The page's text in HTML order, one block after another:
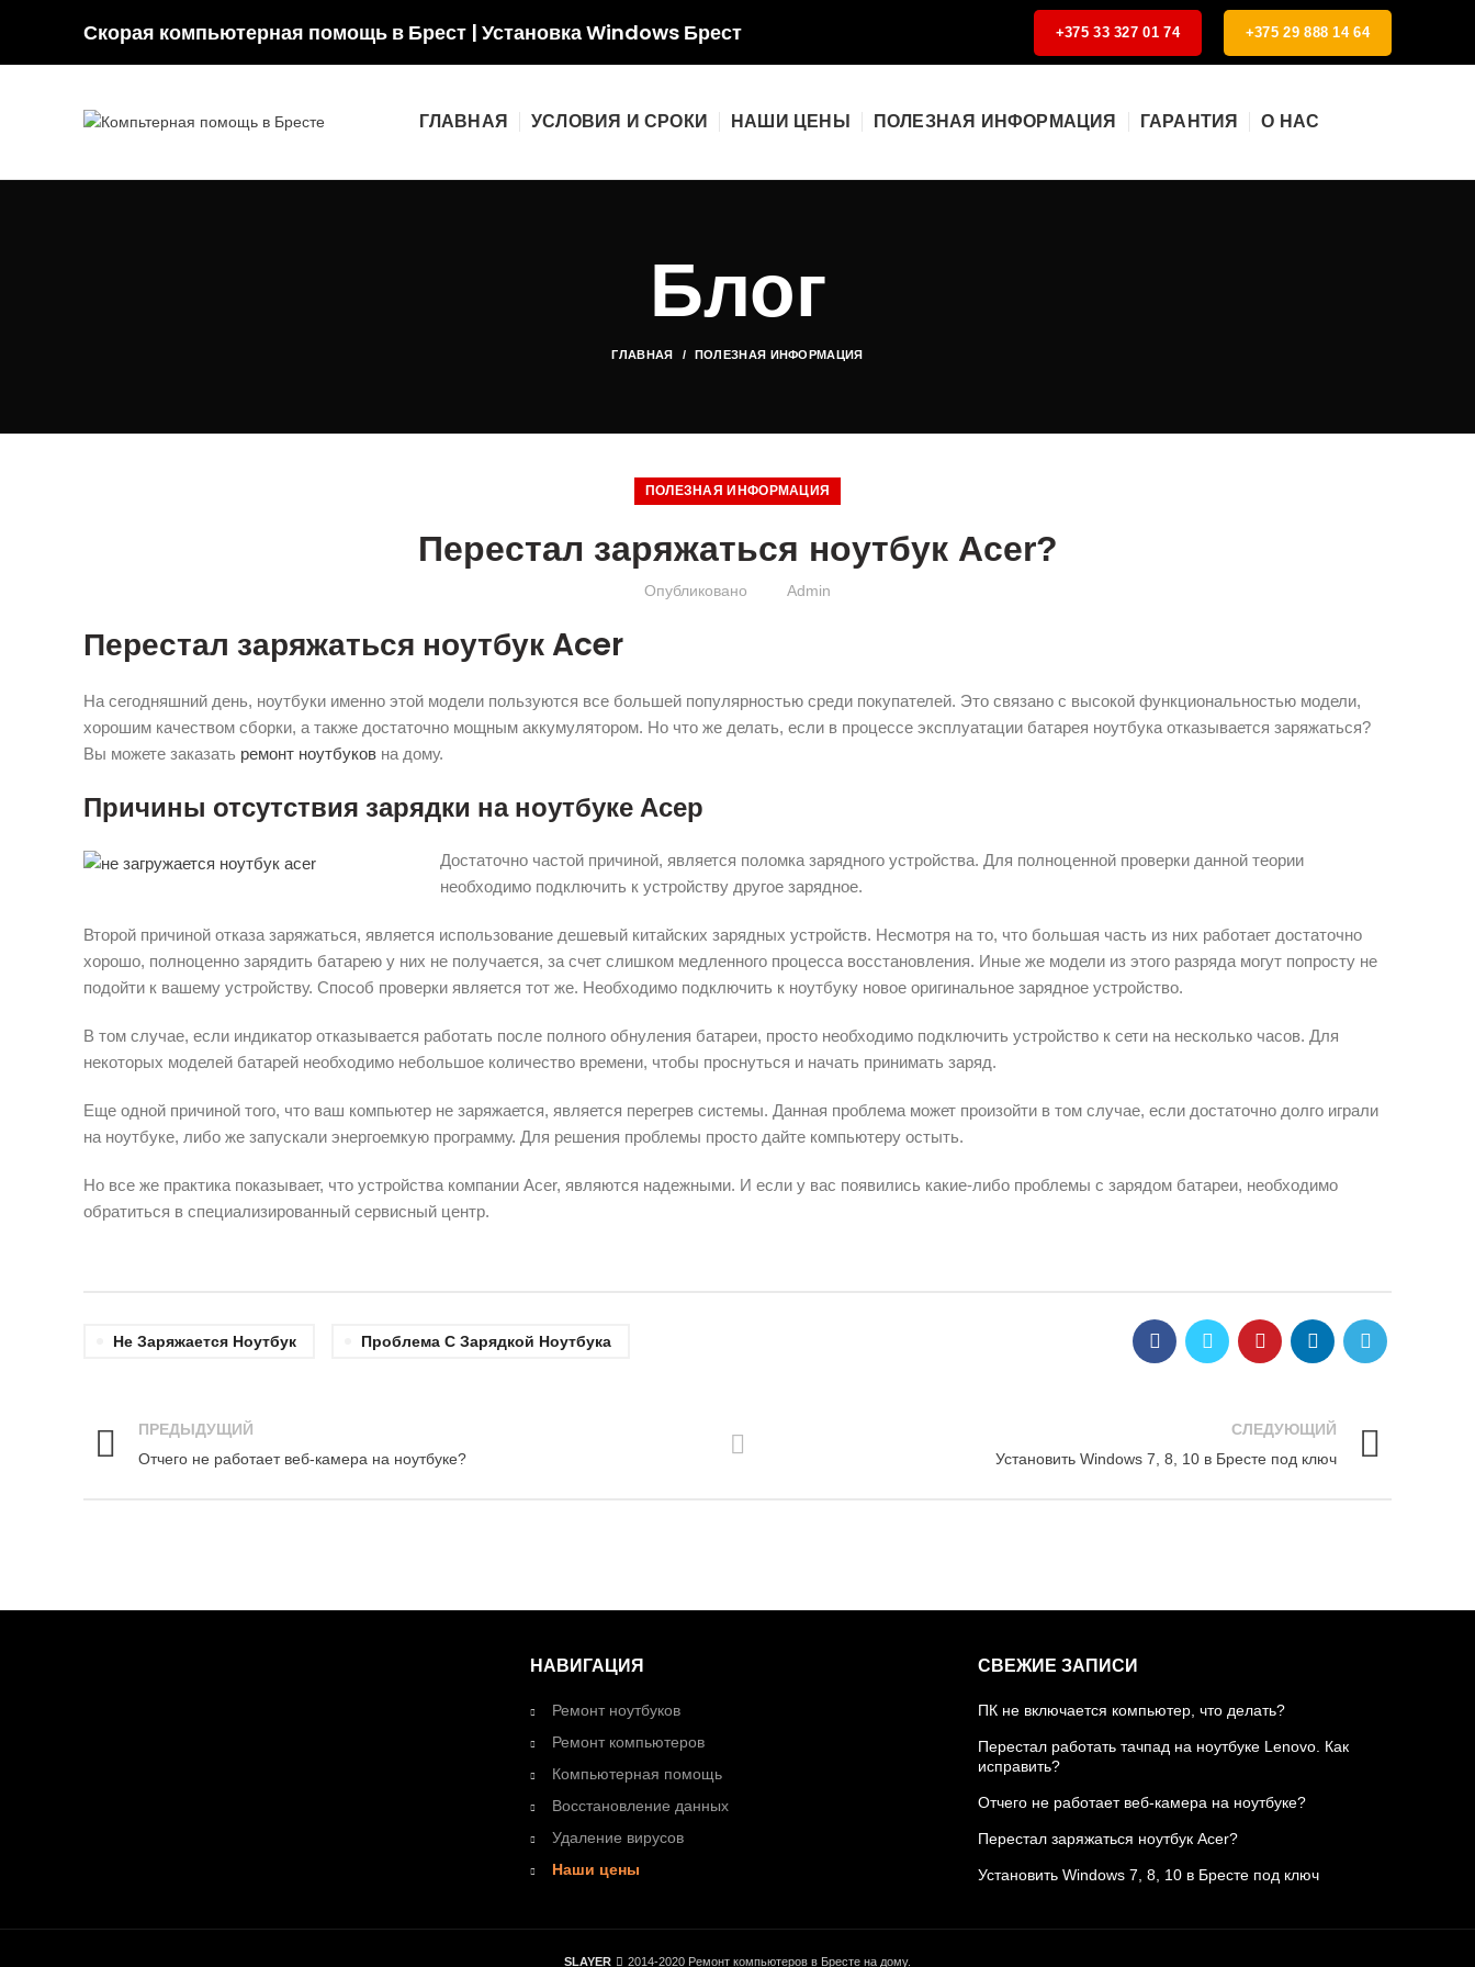
Скорая компьютерная помощь в Брест | Установка Windows Брест +375 33 327 01 74 +375 29 888 14 64
ГЛАВНАЯ УСЛОВИЯ И СРОКИ НАШИ ЦЕНЫ ПОЛЕЗНАЯ ИНФОРМАЦИЯ ГАРАНТИЯ О НАС
Блог
ГЛАВНАЯ ПОЛЕЗНАЯ ИНФОРМАЦИЯ
ПОЛЕЗНАЯ ИНФОРМАЦИЯ
Перестал заряжаться ноутбук Acer?
Опубликовано Admin
Перестал заряжаться ноутбук Acer
На сегодняшний день, ноутбуки именно этой модели пользуются все большей популярностью среди покупателей. Это связано с высокой функциональностью модели,
хорошим качеством сборки, а также достаточно мощным аккумулятором. Но что же делать, если в процессе эксплуатации батарея ноутбука отказывается заряжаться?
Вы можете заказать ремонт ноутбуков на дому.
Причины отсутствия зарядки на ноутбуке Асер
Достаточно частой причиной, является поломка зарядного устройства. Для полноценной проверки данной теории
необходимо подключить к устройству другое зарядное.
Второй причиной отказа заряжаться, является использование дешевый китайских зарядных устройств. Несмотря на то, что большая часть из них работает достаточно
хорошо, полноценно зарядить батарею у них не получается, за счет слишком медленного процесса восстановления. Иные же модели из этого разряда могут попросту не
подойти к вашему устройству. Способ проверки является тот же. Необходимо подключить к ноутбуку новое оригинальное зарядное устройство.
В том случае, если индикатор отказывается работать после полного обнуления батареи, просто необходимо подключить устройство к сети на несколько часов. Для
некоторых моделей батарей необходимо небольшое количество времени, чтобы проснуться и начать принимать заряд.
Еще одной причиной того, что ваш компьютер не заряжается, является перегрев системы. Данная проблема может произойти в том случае, если достаточно долго играли
на ноутбуке, либо же запускали энергоемкую программу. Для решения проблемы просто дайте компьютеру остыть.
Но все же практика показывает, что устройства компании Acer, являются надежными. И если у вас появились какие-либо проблемы с зарядом батареи, необходимо
обратиться в специализированный сервисный центр.
Не Заряжается Ноутбук Проблема С Зарядкой Ноутбука
ПРЕДЫДУЩИЙ
Отчего не работает веб-камера на ноутбуке?
СЛЕДУЮЩИЙ
Установить Windows 7, 8, 10 в Бресте под ключ
НАВИГАЦИЯ
Ремонт ноутбуков
Ремонт компьютеров
Компьютерная помощь
Восстановление данных
Удаление вирусов
Наши цены
СВЕЖИЕ ЗАПИСИ
ПК не включается компьютер, что делать?
Перестал работать тачпад на ноутбуке Lenovo. Как
исправить?
Отчего не работает веб-камера на ноутбуке?
Перестал заряжаться ноутбук Acer?
Установить Windows 7, 8, 10 в Бресте под ключ
SLAYER 2014-2020 Ремонт компьютеров в Бресте на дому.